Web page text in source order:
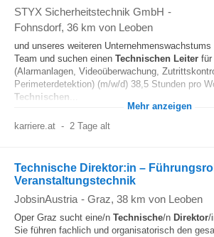
STYX Sicherheitstechnik GmbH -
Fohnsdorf, 36 km von Leoben
und unseres weiteren
Team und suchen einen Technischen Leiter für
(Alarmanlagen, Videoüberwachung,
Perimeterdetektion) (m/w/d) 38,5 Stunden pro
Technischen
Mehr anzeigen
karriere.at - 2 Tage alt
Technische Direktor:in –
Veranstaltungstechnik
JobsinAustria - Graz, 38 km von Leoben
Oper Graz sucht eine/n Technische/n Direktor/
Sie führen fachlich und organisatorisch den